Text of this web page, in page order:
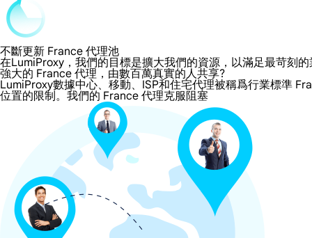
不斷更新 France 代理池
在LumiProxy，我們的目標是擴大我們的資源，以滿足最苛刻
強大的 France 代理，由數百萬真實的人共享?
LumiProxy數據中心、移動、ISP和住宅代理被稱爲行業標準
位置的限制。我們的 France 代理克服阻塞